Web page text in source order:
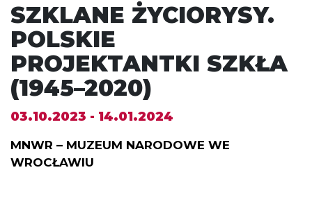
SZKLANE ŻYCIORYSY.
POLSKIE
PROJEKTANTKI SZKŁA
(1945–2020)
03.10.2023 - 14.01.2024
MNWR – MUZEUM NARODOWE WE
WROCŁAWIU